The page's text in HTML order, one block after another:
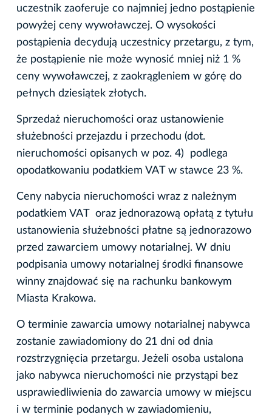
uczestnik zaoferuje co najmniej jedno postąpienie
powyżej ceny wywoławczej. O wysokości
postąpienia decydują uczestnicy przetargu, z tym,
że postąpienie nie może wynosić mniej niż 1 %
ceny wywoławczej, z zaokrągleniem w górę do
pełnych dziesiątek złotych.
Sprzedaż nieruchomości oraz ustanowienie
służebności przejazdu i przechodu (dot.
nieruchomości opisanych w poz. 4) podlega
opodatkowaniu podatkiem VAT w stawce 23 %.
Ceny nabycia nieruchomości wraz z należnym
podatkiem VAT oraz jednorazową opłatą z tytułu
ustanowienia służebności płatne są jednorazowo
przed zawarciem umowy notarialnej. W dniu
podpisania umowy notarialnej środki finansowe
winny znajdować się na rachunku bankowym
Miasta Krakowa.
O terminie zawarcia umowy notarialnej nabywca
zostanie zawiadomiony do 21 dni od dnia
rozstrzygnięcia przetargu. Jeżeli osoba ustalona
jako nabywca nieruchomości nie przystąpi bez
usprawiedliwienia do zawarcia umowy w miejscu
i w terminie podanych w zawiadomieniu,